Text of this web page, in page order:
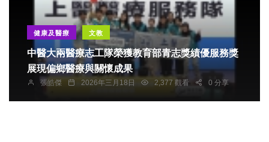
健康及醫療 文教
中醫大兩醫療志工隊榮獲教育部青志獎績優服務獎
展現偏鄉醫療與關懷成果
張皓傑 2026年三月18日 2,377 觀看 0 分享